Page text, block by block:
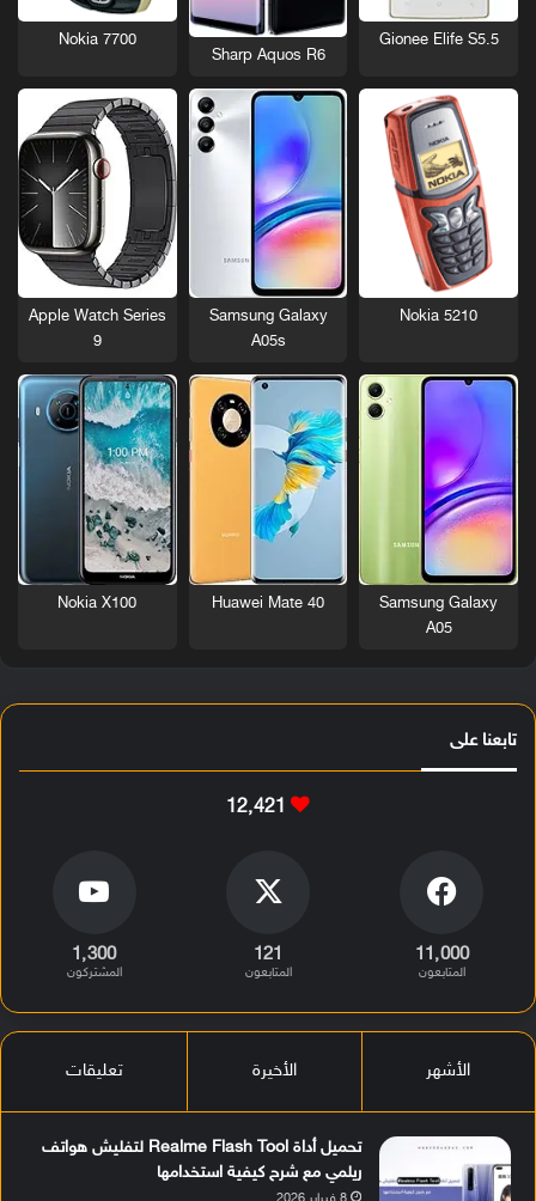
Gionee Elife S5.5
Sharp Aquos R6
Nokia 7700
Nokia 5210
Samsung Galaxy
A05s
Apple Watch Series
9
Samsung Galaxy
A05
Huawei Mate 40
Nokia X100
تابعنا على
12٬421
11٬000
المتابعون
121
المتابعون
1٬300
المشتركون
الأشهر الأخيرة تعليقات
تحميل أداة Realme Flash Tool لتفليش هواتف
ريلمي مع شرح كيفية استخدامها